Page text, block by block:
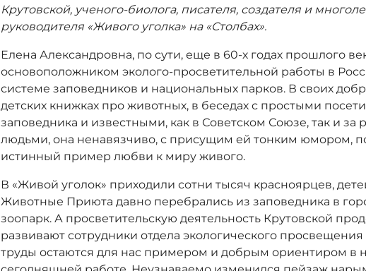
Крутовской, ученого-биолога, писателя, создателя и
руководителя «Живого уголка» на «Столбах».
Елена Александровна, по сути, еще в 60-х годах прошлого
основоположником эколого-просветительной работы в
системе заповедников и национальных парков. В своих
детских книжках про животных, в беседах с простыми
заповедника и известными, как в Советском Союзе, так и за
людьми, она ненавязчиво, с присущим ей тонким юмором,
истинный пример любви к миру живого.
В «Живой уголок» приходили сотни тысяч красноярцев,
Животные Приюта давно перебрались из заповедника в
зоопарк. А просветительскую деятельность Крутовской
развивают сотрудники отдела экологического просвещения
труды остаются для нас примером и добрым ориентиром в